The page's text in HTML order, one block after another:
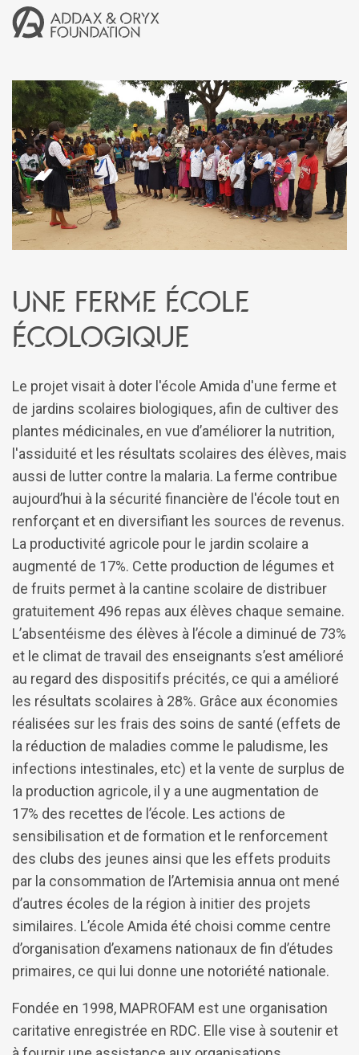
Une ferme école
écologique
Le projet visait à doter l'école Amida d'une ferme et
de jardins scolaires biologiques, afin de cultiver des
plantes médicinales, en vue d’améliorer la nutrition,
l'assiduité et les résultats scolaires des élèves, mais
aussi de lutter contre la malaria. La ferme contribue
aujourd’hui à la sécurité financière de l'école tout en
renforçant et en diversifiant les sources de revenus.
La productivité agricole pour le jardin scolaire a
augmenté de 17%. Cette production de légumes et
de fruits permet à la cantine scolaire de distribuer
gratuitement 496 repas aux élèves chaque semaine.
L’absentéisme des élèves à l’école a diminué de 73%
et le climat de travail des enseignants s’est amélioré
au regard des dispositifs précités, ce qui a amélioré
les résultats scolaires à 28%. Grâce aux économies
réalisées sur les frais des soins de santé (effets de
la réduction de maladies comme le paludisme, les
infections intestinales, etc) et la vente de surplus de
la production agricole, il y a une augmentation de
17% des recettes de l’école. Les actions de
sensibilisation et de formation et le renforcement
des clubs des jeunes ainsi que les effets produits
par la consommation de l’Artemisia annua ont mené
d’autres écoles de la région à initier des projets
similaires. L’école Amida été choisi comme centre
d’organisation d’examens nationaux de fin d’études
primaires, ce qui lui donne une notoriété nationale.
Fondée en 1998, MAPROFAM est une organisation
caritative enregistrée en RDC. Elle vise à soutenir et